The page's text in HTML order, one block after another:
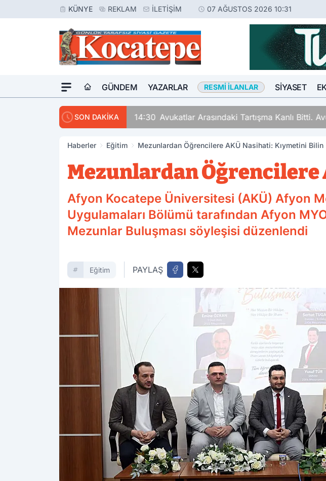
KÜNYE REKLAM İLETIŞIM 07 AĞUSTOS 2026 10:31
GÜNDEM YAZARLAR RESMI İLANLAR SIYASET
SON DAKİKA 14:30 Avukatlar Arasındaki Tartışma Kanlı Bitti.
Haberler Eğitim Mezunlardan Öğrencilere AKÜ Nasihati: Kıymetini Bilin
Mezunlardan
Afyon Kocatepe Üniversitesi (AKÜ) Afyon
Uygulamaları Bölümü tarafından Afyon
Mezunlar Buluşması söyleşisi düzenlendi
Eğitim PAYLAŞ